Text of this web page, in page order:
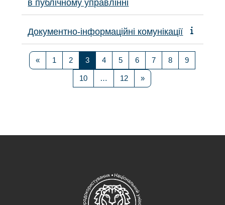
в публічному управлінні
Документно-інформаційні комунікації
«Попередня сторінка
1 Сторінка 1
2Сторінка 2
3Сторінка 3
4Сторінка 4
5Сторінка 5
6Сторінка 6
7Сторінка 7
8Сторінка 8
9Сторінка 9
10Сторінка 10
… 12Сторінка 12
»Наступна сторінка